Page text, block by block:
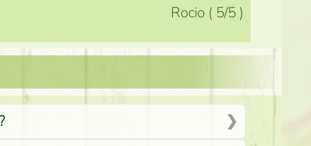
Rocio ( 5/5 )